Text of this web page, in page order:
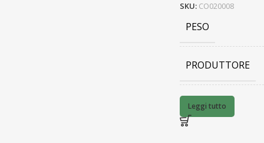
SKU: CO020008
PESO
PRODUTTORE
BARCODE
Leggi tutto